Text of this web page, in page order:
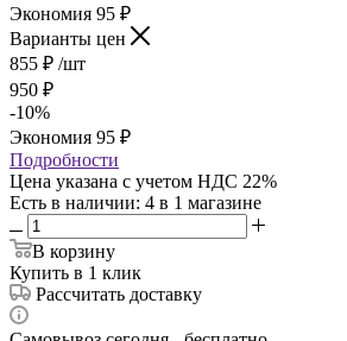
Экономия 95 ₽
Варианты цен
855 ₽ /шт
950 ₽
-10%
Экономия 95 ₽
Подробности
Цена указана с учетом НДС 22%
Есть в наличии: 4 в 1 магазине
В корзину
Купить в 1 клик
Рассчитать доставку